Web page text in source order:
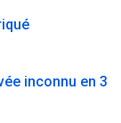
inconnu en 3